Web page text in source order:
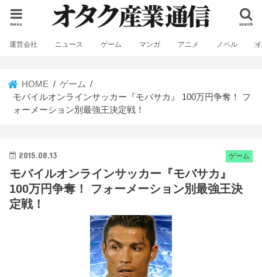
search
menu
運営会社 ニュース ゲーム マンガ アニメ ノベル
HOME
ゲーム
モバイルオンラインサッカー『モバサカ』 100万円争奪！ フ
ォーメーション別最強王決定戦！
ゲーム
2015.08.13
モバイルオンラインサッカー『モバサカ』
100万円争奪！ フォーメーション別最強王決
定戦！